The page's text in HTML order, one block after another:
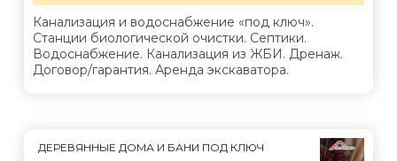
Канализация и водоснабжение «под ключ».
Станции биологической очистки. Септики.
Водоснабжение. Канализация из ЖБИ. Дренаж.
Договор/гарантия. Аренда экскаватора.
ДЕРЕВЯННЫЕ ДОМА И БАНИ ПОД КЛЮЧ